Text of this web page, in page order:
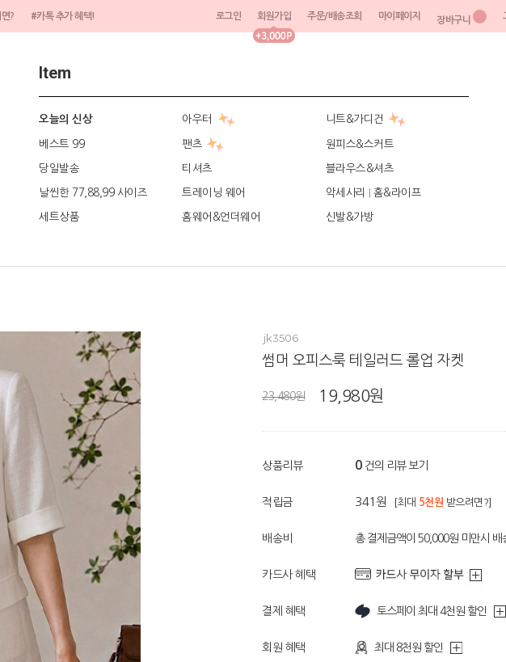
? #카톡 추가 혜택! 로그인 회원가입 주문/배송조회 마이페이지 장바구니
Item
오늘의 신상 아우터 니트&가디건
베스트 99 팬츠 원피스&스커트
당일발송 티셔츠 블라우스&셔츠
날씬한 77,88,99 사이즈 트레이닝 웨어 악세사리 홈&라이프
세트상품 홈웨어&언더웨어 신발&가방
jk3506
썸머 오피스룩 테일러드 롤업 자켓
23,480원 19,980원
상품리뷰 0 건의 리뷰 보기
적립금 341원 [최대 5천원 받으려면?]
배송비 총 결제금액이 50,000원 미만시 배
카드사 혜택
결제 혜택 토스페이 최대 4천원 할인
회원 혜택 최대 8천원 할인